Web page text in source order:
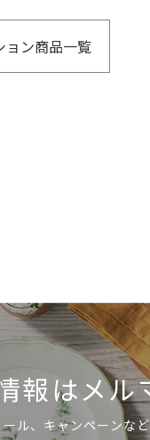
ョン商品一覧
報はメル
ル、キャンペーンな